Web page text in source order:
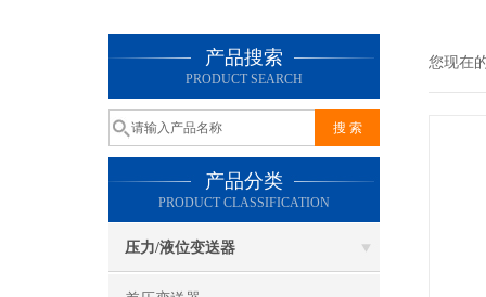
产品搜索
PRODUCT SEARCH
产品分类
PRODUCT CLASSIFICATION
压力/液位变送器
您现在